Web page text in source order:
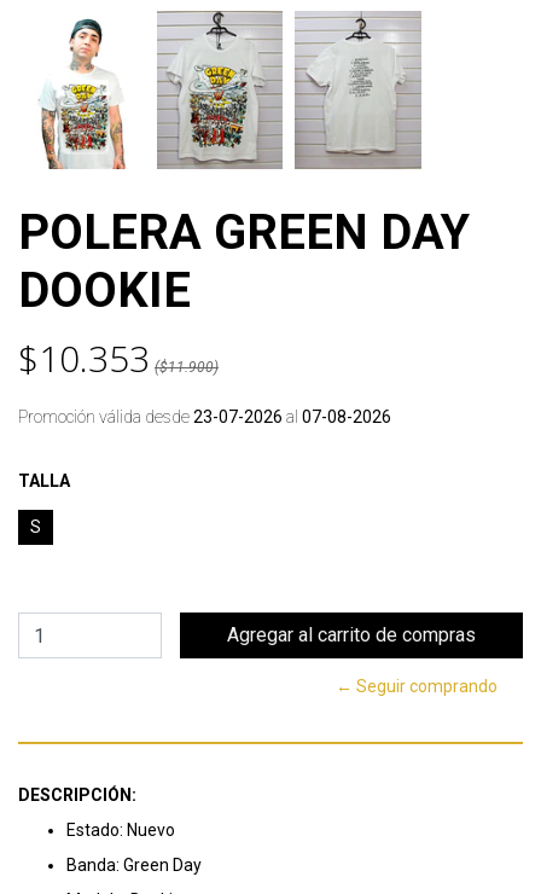
POLERA GREEN DAY
DOOKIE
$10.353 ($11.900)
Promoción válida desde23-07-2026 al 07-08-2026
TALLA
S
← Seguir comprando
DESCRIPCIÓN:
Estado: Nuevo
Banda: Green Day